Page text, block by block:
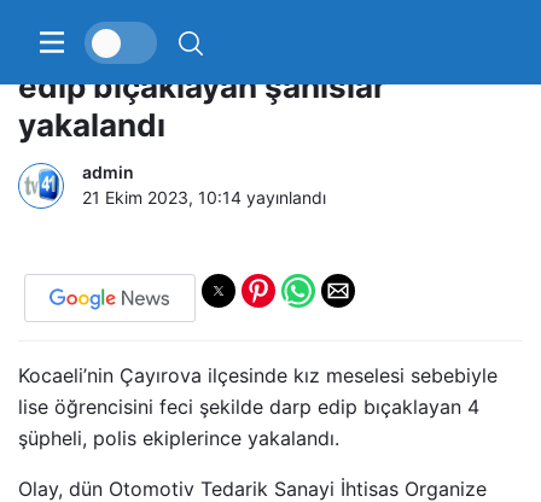
Lise öğrencisini feci şekilde darp
edip bıçaklayan şahıslar
yakalandı
admin
21 Ekim 2023, 10:14 yayınlandı
Kocaeli’nin Çayırova ilçesinde kız meselesi sebebiyle
lise öğrencisini feci şekilde darp edip bıçaklayan 4
şüpheli, polis ekiplerince yakalandı.
Olay, dün Otomotiv Tedarik Sanayi İhtisas Organize